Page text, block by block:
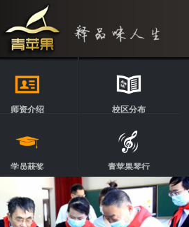
师资介绍 校区分布
学员获奖 青苹果琴行